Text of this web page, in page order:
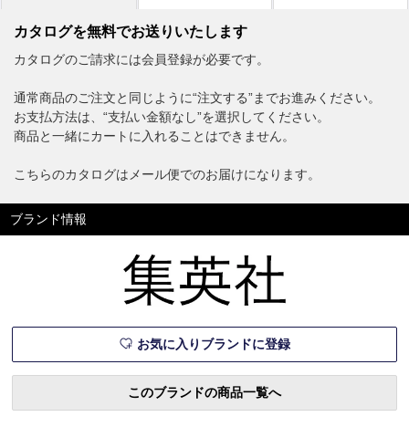
カタログを無料でお送りいたします
カタログのご請求には会員登録が必要です。
通常商品のご注文と同じように“注文する”までお進みください。
お支払方法は、“支払い金額なし”を選択してください。
商品と一緒にカートに入れることはできません。
こちらのカタログはメール便でのお届けになります。
ブランド情報
お気に入りブランドに登録
このブランドの商品一覧へ